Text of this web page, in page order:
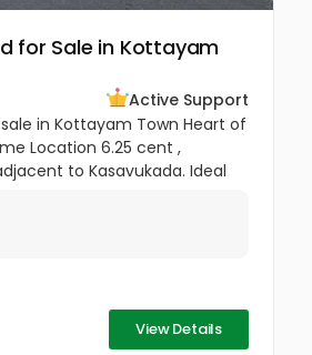
for Sale in Kottayam
Active Support
in Kottayam Town Heart of
Location 6.25 cent ,
to Kasavukada. Ideal
View Details